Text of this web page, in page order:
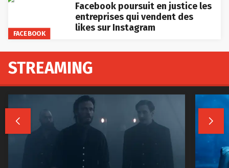
FACEBOOK
Facebook poursuit en justice les
entreprises qui vendent des
likes sur Instagram
STREAMING
 